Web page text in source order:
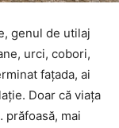
genul de utilaj
urci, cobori,
fațada, ai
Doar că viața
prăfoasă, mai